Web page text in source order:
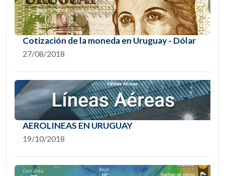
Cotización de la moneda en Uruguay - Dólar
27/08/2018
AEROLINEAS EN URUGUAY
19/10/2018